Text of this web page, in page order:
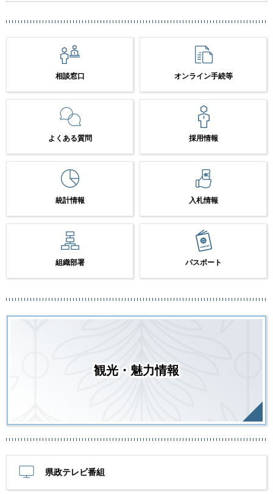
相談窓口 オンライン手続等
よくある質問 採用情報
統計情報 入札情報
組織部署 パスポート
観光・魅力情報
県政テレビ番組